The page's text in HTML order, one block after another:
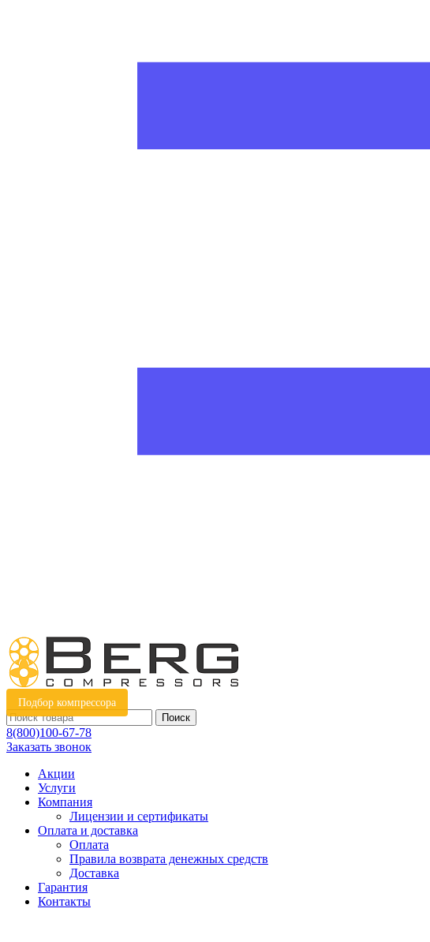
Подбор компрессора
Поиск
8(800)100-67-78
Заказать звонок
Акции
Услуги
Компания
Лицензии и сертификаты
Оплата и доставка
Оплата
Правила возврата денежных средств
Доставка
Гарантия
Контакты